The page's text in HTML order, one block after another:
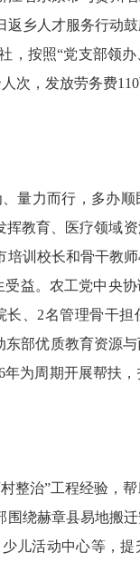
乡人才服务行动鼓
，按照“党支部领
次，发放劳务费
量力而行，多办
教育、医疗领域
训校长和骨干教
益。农工党中央
、2名管理骨干
部优质教育资源
为周期开展帮扶
整治”工程经验，
绕赫章县易地搬
儿活动中心等，